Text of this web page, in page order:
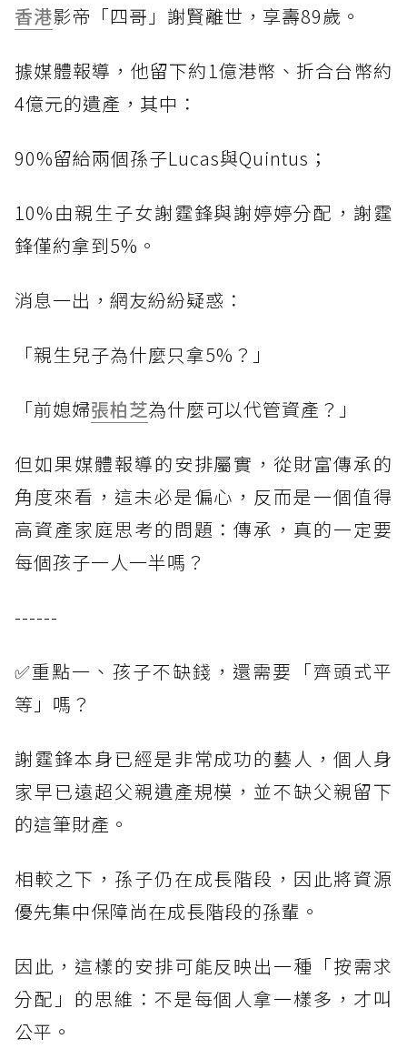
香港影帝「四哥」謝賢離世，享壽89歲。
據媒體報導，他留下約1億港幣、折合台幣約
4億元的遺產，其中：
90%留給兩個孫子Lucas與Quintus；
10%由親生子女謝霆鋒與謝婷婷分配，謝霆
鋒僅約拿到5%。
消息一出，網友紛紛疑惑：
「親生兒子為什麼只拿5%？」
「前媳婦張柏芝為什麼可以代管資產？」
但如果媒體報導的安排屬實，從財富傳承的
角度來看，這未必是偏心，反而是一個值得
高資產家庭思考的問題：傳承，真的一定要
每個孩子一人一半嗎？
------
✅重點一、孩子不缺錢，還需要「齊頭式平
等」嗎？
謝霆鋒本身已經是非常成功的藝人，個人身
家早已遠超父親遺產規模，並不缺父親留下
的這筆財產。
相較之下，孫子仍在成長階段，因此將資源
優先集中保障尚在成長階段的孫輩。
因此，這樣的安排可能反映出一種「按需求
分配」的思維：不是每個人拿一樣多，才叫
公平。